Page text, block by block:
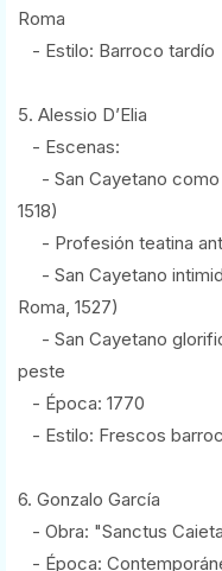
Roma
- Estilo: Barroco tardío
5. Alessio D’Elia
- Escenas:
- San Cayetano como
1518)
- Profesión teatina
- San Cayetano
Roma, 1527)
- San Cayetano
peste
- Época: 1770
- Estilo: Frescos
6. Gonzalo García
- Obra: "Sanctus
- Época: